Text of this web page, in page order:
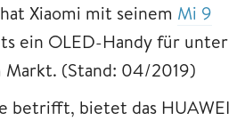
Xiaomi mit seinem Mi 9
ein OLED-Handy für unter
(Stand: 04/2019)
betrifft, bietet das HUAWEI